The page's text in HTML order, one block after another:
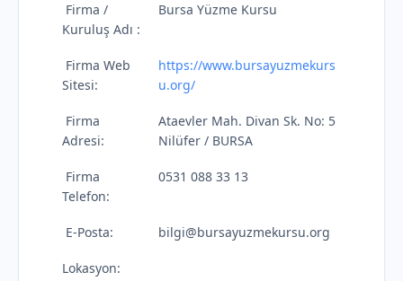
Firma /
Kuruluş Adı :
Bursa Yüzme Kursu
Firma Web
Sitesi:
https://www.bursayuzmekurs
u.org/
Firma
Adresi:
Ataevler Mah. Divan Sk. No: 5
Nilüfer / BURSA
Firma
Telefon:
0531 088 33 13
E-Posta: bilgi@bursayuzmekursu.org
Lokasyon: